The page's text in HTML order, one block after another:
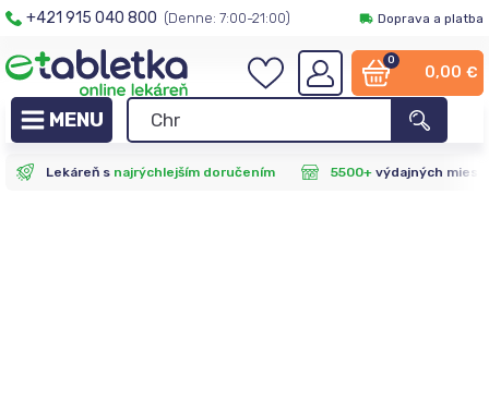
+421 915 040 800 (Denne: 7:00-21:00) Doprava a platba
0
0,00 €
Lekáreň s najrýchlejším doručením 5500+výdajných miest